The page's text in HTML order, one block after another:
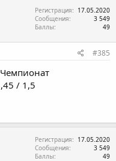
Регистрация
17.05.2020
Сообщения
3 549
Баллы
49
#385
/ 1,5
Регистрация
17.05.2020
Сообщения
3 549
Баллы
49